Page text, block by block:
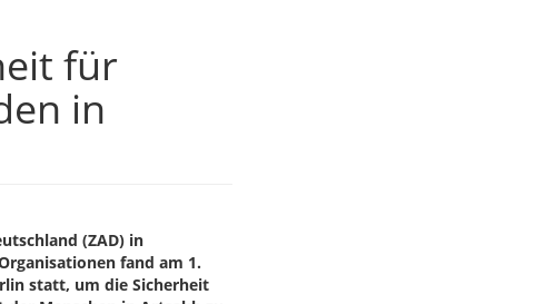
für
in
(ZAD) in
fand am 1.
statt, um die Sicherheit